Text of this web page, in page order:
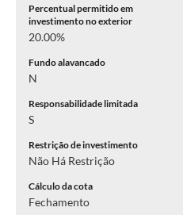
Percentual permitido em
investimento no exterior
20.00%
Fundo alavancado
N
Responsabilidade limitada
S
Restrição de investimento
Não Há Restrição
Cálculo da cota
Fechamento